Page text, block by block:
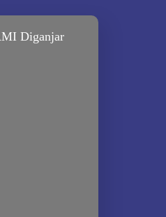
Diganjar